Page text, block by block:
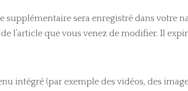
sera enregistré dans votre
l’article que vous venez de modifier. Il
intégré (par exemple des vidéos, des